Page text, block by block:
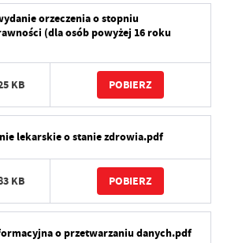
orzeczenia o stopniu
(dla osób powyżej 16 roku
KB POBIERZ
lekarskie o stanie zdrowia.pdf
KB POBIERZ
o przetwarzaniu danych.pdf